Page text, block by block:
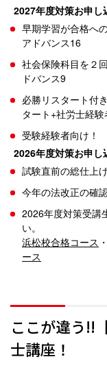
2027年度対策お申し
早期学習が合格へ
アドバンス16
社会保険科目を２
ドバンス9
必勝リスタート付
タート+社労士経
受験経験者向け！
2026年度対策お申し
試験直前の総仕上
今年の法改正の確
2026年度対策受講
い。
浜松校合格コース ・
ース
ここが違う!!
士講座！